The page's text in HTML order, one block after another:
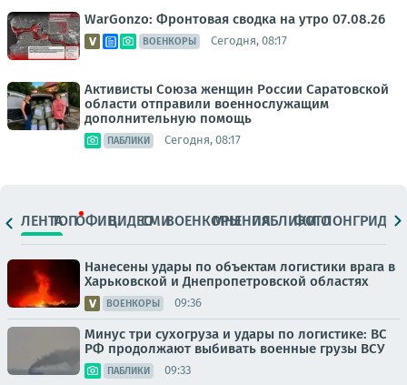
WarGonzo: Фронтовая сводка на утро 07.08.26
ВОЕНКОРЫ Сегодня, 08:17
Активисты Союза женщин России Саратовской
области отправили военнослужащим
дополнительную помощь
ПАБЛИКИ Сегодня, 08:17
ЛЕНТАТОПОФИЦ.ВИДЕОСМИВОЕНКОРЫМНЕНИЯПАБЛИКИ
ФОТОЛОНГРИДЫ
Нанесены удары по объектам логистики врага в
Харьковской и Днепропетровской областях
ВОЕНКОРЫ 09:36
Минус три сухогруза и удары по логистике: ВС
РФ продолжают выбивать военные грузы ВСУ
ПАБЛИКИ 09:33